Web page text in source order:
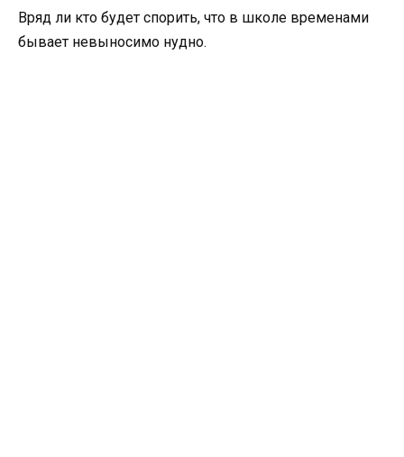
Вряд ли кто будет спорить, что в школе временами
бывает невыносимо нудно.